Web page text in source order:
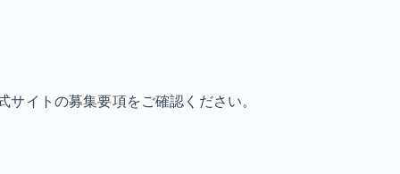
イトの募集要項をご確認ください。